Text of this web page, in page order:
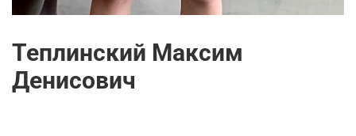
Теплинский Максим
Денисович